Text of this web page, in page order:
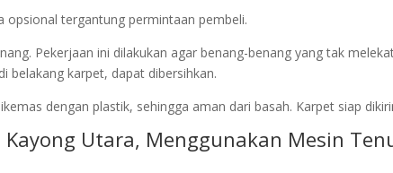
opsional tergantung permintaan pembeli.
Pekerjaan ini dilakukan agar benang-benang yang tak
belakang karpet, dapat dibersihkan.
dengan plastik, sehingga aman dari basah. Karpet siap
Utara, Menggunakan Mesin